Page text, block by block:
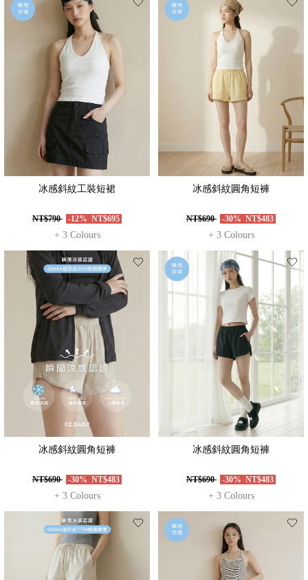
冰感斜紋工裝短裙
NT$790 -12% NT$695
+ 3 Colours
冰感斜紋圓角短褲
NT$690 -30% NT$483
+ 3 Colours
冰感斜紋圓角短褲
NT$690 -30% NT$483
+ 3 Colours
冰感斜紋圓角短褲
NT$690 -30% NT$483
+ 3 Colours